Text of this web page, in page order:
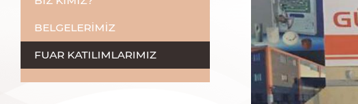
BELGELERİMİZ
FUAR KATILIMLARIMIZ